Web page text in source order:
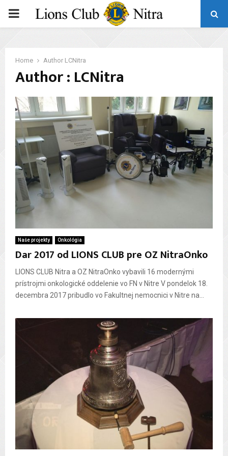
PRIMARY
Home Author LCNitra
Author : LCNitra
Naše projekty Onkológia
Dar 2017 od LIONS CLUB pre OZ NitraOnko
LIONS CLUB Nitra a OZ NitraOnko vybavili 16 modernými
prístrojmi onkologické oddelenie vo FN v Nitre V pondelok 18.
decembra 2017 pribudlo vo Fakultnej nemocnici v Nitre na...